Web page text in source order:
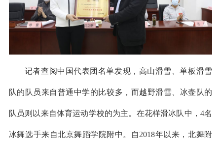
记者查阅中国代表团名单发现，高山滑雪、单板滑雪
队的队员来自普通中学的比较多，而越野滑雪、冰壶队的
队员则以来自体育运动学校的为主。在花样滑冰队中，4名
冰舞选手来自北京舞蹈学院附中。自2018年以来，北舞附